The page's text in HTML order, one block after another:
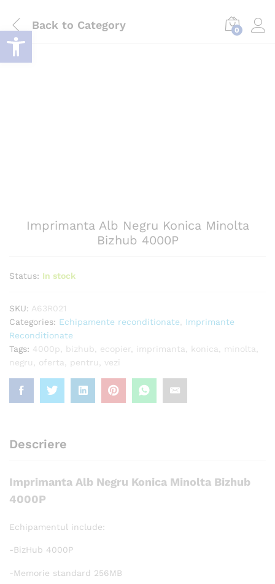
Back to Category 0
Imprimanta Alb Negru Konica Minolta
Bizhub 4000P
Status: In stock
SKU: A63R021
Categories: Echipamente reconditionate
Imprimante
Reconditionate
Tags: 4000p bizhub ecopier imprimanta konica minolta
negru
oferta pentru vezi
Descriere
Imprimanta Alb Negru Konica Minolta Bizhub
4000P
Echipamentul include:
-BizHub 4000P
-Memorie standard 256MB
Deschide bara de unelte